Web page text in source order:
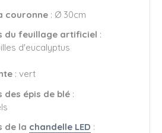
couronne : Ø 30cm
du feuillage artificiel :
d'eucalyptus
: vert
épis de blé :
de la chandelle LED :